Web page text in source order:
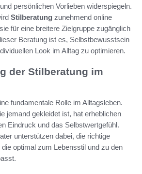
persönlichen Vorlieben widerspiegeln.
Stilberatung zunehmend online
für eine breitere Zielgruppe zugänglich
Beratung ist es, Selbstbewusstsein
Look im Alltag zu optimieren.
der Stilberatung im
fundamentale Rolle im Alltagsleben.
jemand gekleidet ist, hat erheblichen
Eindruck und das Selbstwertgefühl.
unterstützen dabei, die richtige
optimal zum Lebensstil und zu den